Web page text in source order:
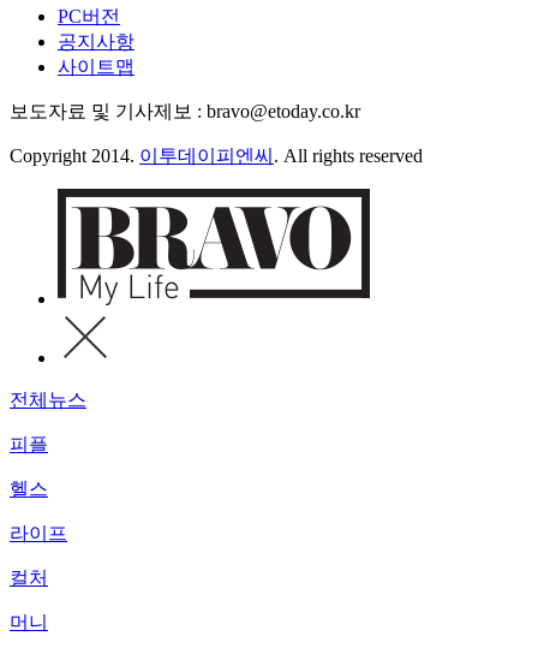
PC버전
공지사항
사이트맵
보도자료 및 기사제보 : bravo@etoday.co.kr
Copyright 2014. 이투데이피엔씨 . All rights reserved
전체뉴스
피플
헬스
라이프
컬처
머니